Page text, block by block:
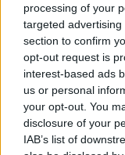
processing of your
targeted
section to confirm
opt-out request is
interest-based ads
us or personal
your opt-out. You
disclosure of your
IAB’s list of
Néhány
volt Izraeltől
történetének
hatótávolságú